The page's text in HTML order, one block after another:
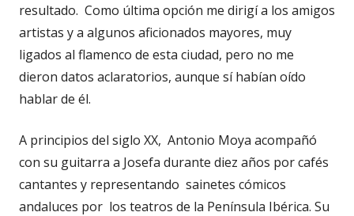
resultado. Como última opción me dirigí a los amigos
artistas y a algunos aficionados mayores, muy
ligados al flamenco de esta ciudad, pero no me
dieron datos aclaratorios, aunque sí habían oído
hablar de él.
A principios del siglo XX, Antonio Moya acompañó
con su guitarra a Josefa durante diez años por cafés
cantantes y representando sainetes cómicos
andaluces por los teatros de la Península Ibérica. Su